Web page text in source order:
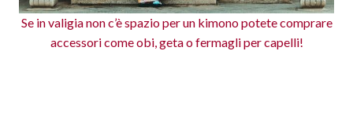
Se in valigia non c’è spazio per un kimono potete comprare
accessori come obi, geta o fermagli per capelli!